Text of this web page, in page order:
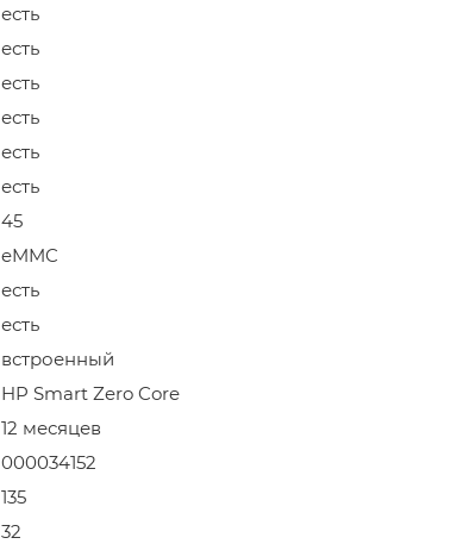
есть
есть
есть
есть
есть
есть
45
eMMC
есть
есть
встроенный
HP Smart Zero Core
12 месяцев
000034152
135
32